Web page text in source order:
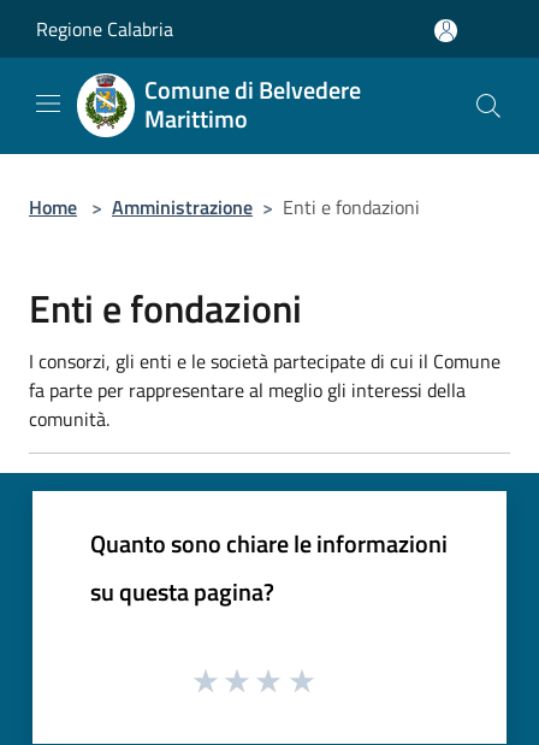
Regione Calabria
Comune di Belvedere
Marittimo
Home > Amministrazione > Enti e fondazioni
Enti e fondazioni
I consorzi, gli enti e le società partecipate di cui il Comune
fa parte per rappresentare al meglio gli interessi della
comunità.
Quanto sono chiare le informazioni
su questa pagina?